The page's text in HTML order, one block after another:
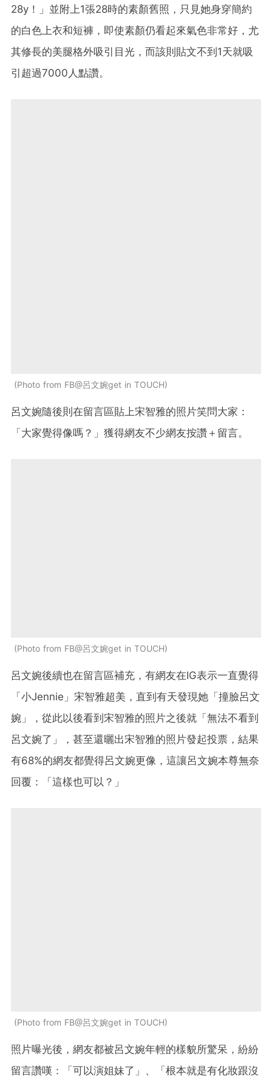
28y！」並附上1張28時的素顏舊照，只見她身穿簡約
的白色上衣和短褲，即使素顏仍看起來氣色非常好，尤
其修長的美腿格外吸引目光，而該則貼文不到1天就吸
引超過7000人點讚。
Photo from FB@呂文婉get in TOUCH
呂文婉隨後則在留言區貼上宋智雅的照片笑問大家：
「大家覺得像嗎？」獲得網友不少網友按讚＋留言。
Photo from FB@呂文婉get in TOUCH
呂文婉後續也在留言區補充，有網友在IG表示一直覺得
「小Jennie」宋智雅超美，直到有天發現她「撞臉呂文
婉」，從此以後看到宋智雅的照片之後就「無法不看到
呂文婉了」，甚至還曬出宋智雅的照片發起投票，結果
有68%的網友都覺得呂文婉更像，這讓呂文婉本尊無奈
回覆：「這樣也可以？」
Photo from FB@呂文婉get in TOUCH
照片曝光後，網友都被呂文婉年輕的樣貌所驚呆，紛紛
留言讚嘆：「可以演姐妹了」、「根本就是有化妝跟沒